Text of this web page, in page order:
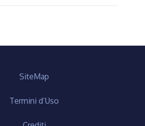
SiteMap
Termini d’Uso